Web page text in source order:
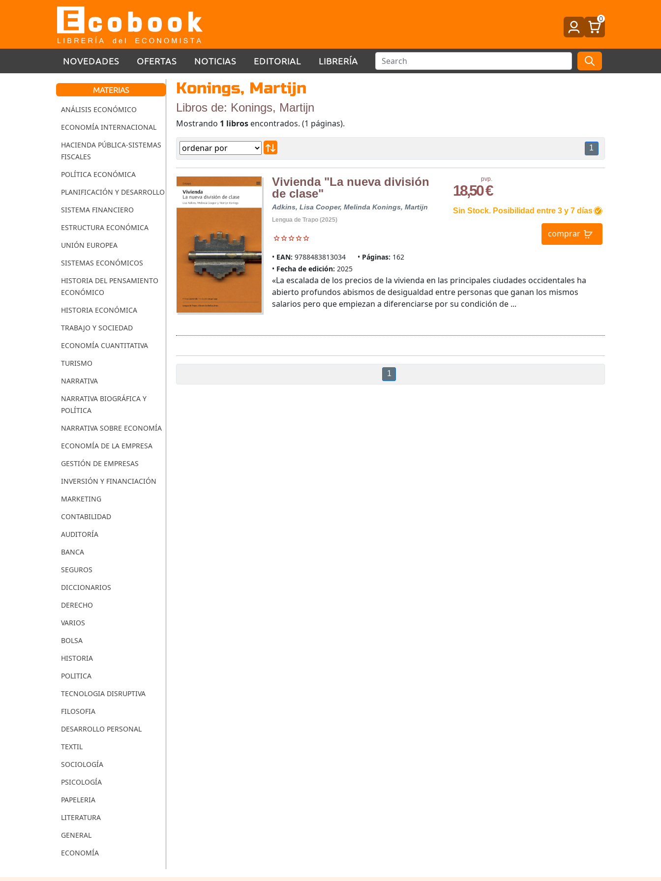
0
NOVEDADES OFERTAS NOTICIAS EDITORIAL LIBRERÍA
MATERIAS
ANÁLISIS ECONÓMICO
ECONOMÍA INTERNACIONAL
HACIENDA PÚBLICA-SISTEMAS
FISCALES
POLÍTICA ECONÓMICA
PLANIFICACIÓN Y DESARROLLO
SISTEMA FINANCIERO
ESTRUCTURA ECONÓMICA
UNIÓN EUROPEA
SISTEMAS ECONÓMICOS
HISTORIA DEL PENSAMIENTO
ECONÓMICO
HISTORIA ECONÓMICA
TRABAJO Y SOCIEDAD
ECONOMÍA CUANTITATIVA
TURISMO
NARRATIVA
NARRATIVA BIOGRÁFICA Y
POLÍTICA
NARRATIVA SOBRE ECONOMÍA
ECONOMÍA DE LA EMPRESA
GESTIÓN DE EMPRESAS
INVERSIÓN Y FINANCIACIÓN
MARKETING
CONTABILIDAD
AUDITORÍA
BANCA
SEGUROS
DICCIONARIOS
DERECHO
VARIOS
BOLSA
HISTORIA
POLITICA
TECNOLOGIA DISRUPTIVA
FILOSOFIA
DESARROLLO PERSONAL
TEXTIL
SOCIOLOGÍA
PSICOLOGÍA
PAPELERIA
LITERATURA
GENERAL
ECONOMÍA
Konings, Martijn
Libros de: Konings, Martijn
Mostrando 1 libros encontrados. (1 páginas).
1
Vivienda "La nueva división
de clase"
Adkins, Lisa Cooper, Melinda Konings, Martijn
Lengua de Trapo (2025)
EAN: 9788483813034 Páginas: 162
Fecha de edición: 2025
pvp.
18,50 €
Sin Stock. Posibilidad entre 3 y 7 días
comprar
«La escalada de los precios de la vivienda en las principales ciudades occidentales ha
abierto profundos abismos de desigualdad entre personas que ganan los mismos
salarios pero que empiezan a diferenciarse por su condición de ...
1